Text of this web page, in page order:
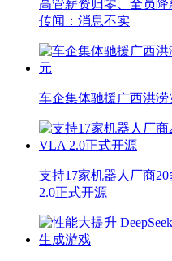
高管薪资归零、全员
传闻：消息不实
车企集体驰援广西洪
支持17家机器人厂商
2.0正式开源